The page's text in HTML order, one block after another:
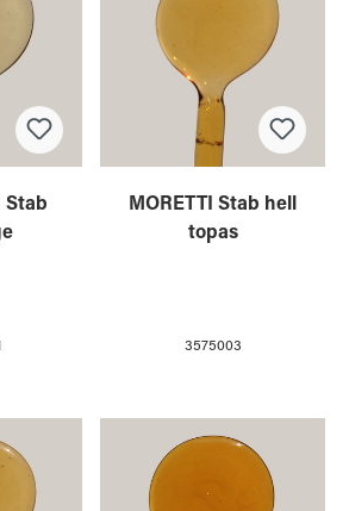
Stab
MORETTI Stab hell
topas
3575003